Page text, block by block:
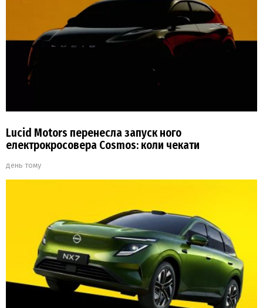
Lucid Motors перенесла запуск ного
електрокросовера Cosmos: коли чекати
день тому